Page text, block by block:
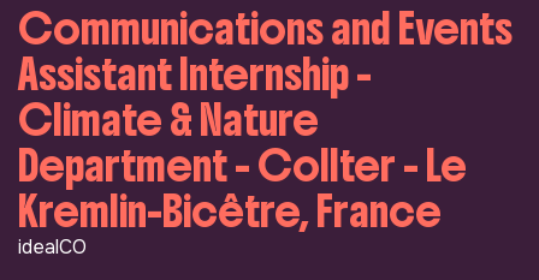
Communications and Events
Assistant Internship -
Climate & Nature
Department - Collter - Le
Kremlin-Bicêtre, France
idealCO